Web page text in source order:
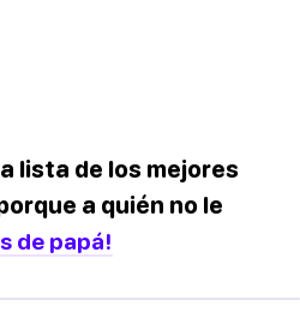
lista de los mejores
a quién no le
de papá!